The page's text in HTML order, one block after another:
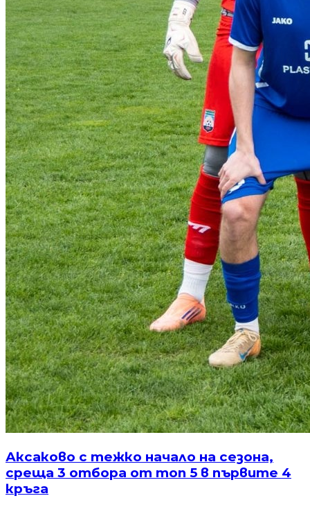
Аксаково с тежко начало на сезона,
среща 3 отбора от топ 5 в първите 4
кръга